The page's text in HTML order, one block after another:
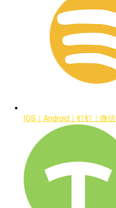
IOS｜Android｜钉钉｜微信